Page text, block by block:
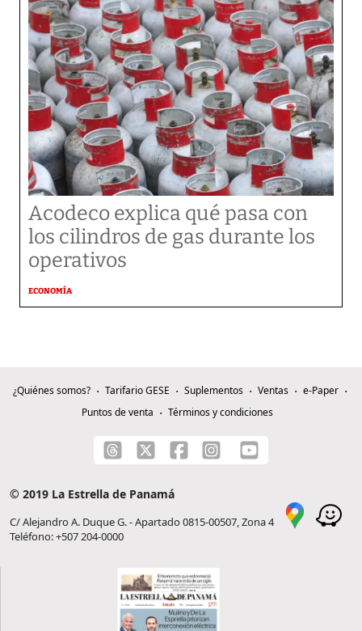
Acodeco explica qué pasa con
los cilindros de gas durante los
operativos
ECONOMÍA
¿Quiénes somos? Tarifario GESE Suplementos Ventas
e-Paper
Puntos de venta
Términos y condiciones
© 2019 La Estrella de Panamá
C/ Alejandro A. Duque G. - Apartado 0815-00507, Zona 4
Teléfono: +507 204-0000